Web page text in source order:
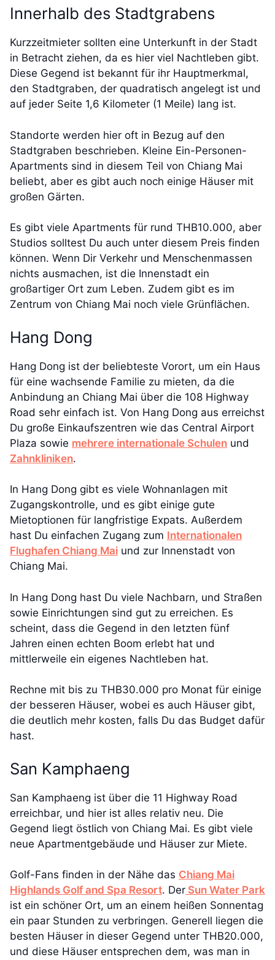
Innerhalb des Stadtgrabens
Kurzzeitmieter sollten eine Unterkunft in der Stadt
in Betracht ziehen, da es hier viel Nachtleben gibt.
Diese Gegend ist bekannt für ihr Hauptmerkmal,
den Stadtgraben, der quadratisch angelegt ist und
auf jeder Seite 1,6 Kilometer (1 Meile) lang ist.
Standorte werden hier oft in Bezug auf den
Stadtgraben beschrieben. Kleine Ein-Personen-
Apartments sind in diesem Teil von Chiang Mai
beliebt, aber es gibt auch noch einige Häuser mit
großen Gärten.
Es gibt viele Apartments für rund THB10.000, aber
Studios solltest Du auch unter diesem Preis finden
können. Wenn Dir Verkehr und Menschenmassen
nichts ausmachen, ist die Innenstadt ein
großartiger Ort zum Leben. Zudem gibt es im
Zentrum von Chiang Mai noch viele Grünflächen.
Hang Dong
Hang Dong ist der beliebteste Vorort, um ein Haus
für eine wachsende Familie zu mieten, da die
Anbindung an Chiang Mai über die 108 Highway
Road sehr einfach ist. Von Hang Dong aus erreichst
Du große Einkaufszentren wie das Central Airport
Plaza sowie mehrere internationale Schulen und
Zahnkliniken.
In Hang Dong gibt es viele Wohnanlagen mit
Zugangskontrolle, und es gibt einige gute
Mietoptionen für langfristige Expats. Außerdem
hast Du einfachen Zugang zum Internationalen
Flughafen Chiang Mai und zur Innenstadt von
Chiang Mai.
In Hang Dong hast Du viele Nachbarn, und Straßen
sowie Einrichtungen sind gut zu erreichen. Es
scheint, dass die Gegend in den letzten fünf
Jahren einen echten Boom erlebt hat und
mittlerweile ein eigenes Nachtleben hat.
Rechne mit bis zu THB30.000 pro Monat für einige
der besseren Häuser, wobei es auch Häuser gibt,
die deutlich mehr kosten, falls Du das Budget dafür
hast.
San Kamphaeng
San Kamphaeng ist über die 11 Highway Road
erreichbar, und hier ist alles relativ neu. Die
Gegend liegt östlich von Chiang Mai. Es gibt viele
neue Apartmentgebäude und Häuser zur Miete.
Golf-Fans finden in der Nähe das Chiang Mai
Highlands Golf and Spa Resort. Der Sun Water Park
ist ein schöner Ort, um an einem heißen Sonnentag
ein paar Stunden zu verbringen. Generell liegen die
besten Häuser in dieser Gegend unter THB20.000,
und diese Häuser entsprechen dem, was man in